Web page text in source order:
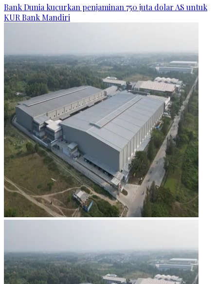
Bank Dunia kucurkan penjaminan 750 juta dolar AS untuk
KUR Bank Mandiri